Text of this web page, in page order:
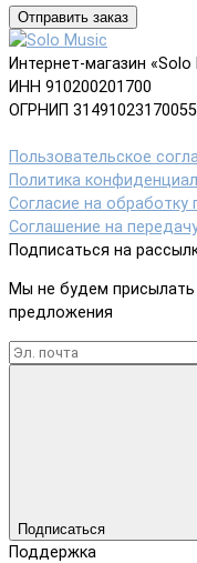
Отправить заказ
Интернет-магазин «Solo
ИНН 910200201700
ОГРНИП
Пользовательское
Политика
Согласие на обработку
Соглашение на
Подписаться на
Мы не будем
предложения
Подписаться
Поддержка